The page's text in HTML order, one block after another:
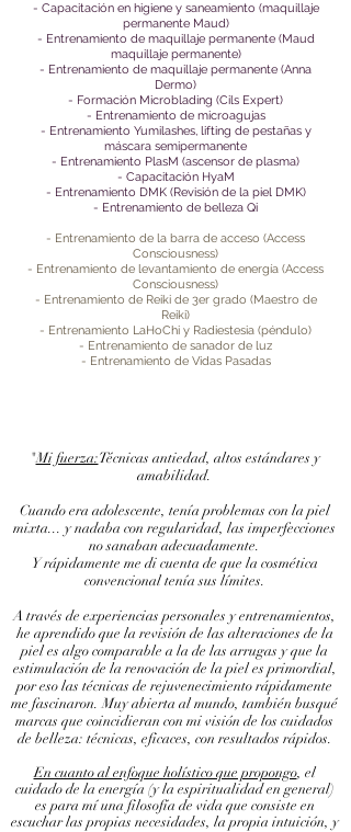
- Capacitación en higiene y saneamiento (maquillaje
permanente Maud)
- Entrenamiento de maquillaje permanente (Maud
maquillaje permanente)
- Entrenamiento de maquillaje permanente (Anna
Dermo)
- Formación Microblading (Cils Expert)
- Entrenamiento de microagujas
- Entrenamiento Yumilashes, lifting de pestañas y
máscara semipermanente
- Entrenamiento PlasM (ascensor de plasma)
- Capacitación HyaM
- Entrenamiento DMK (Revisión de la piel DMK)
- Entrenamiento de belleza Qi
- Entrenamiento de la barra de acceso (Access
Consciousness)
- Entrenamiento de levantamiento de energía (Access
Consciousness)
- Entrenamiento de Reiki de 3er grado (Maestro de
Reiki)
- Entrenamiento LaHoChi y Radiestesia (péndulo)
- Entrenamiento de sanador de luz
- Entrenamiento de Vidas Pasadas
"Mi fuerza:Técnicas antiedad, altos estándares y
amabilidad.
Cuando era adolescente, tenía problemas con la piel
mixta... y nadaba con regularidad, las imperfecciones
no sanaban adecuadamente.
Y rápidamente me di cuenta de que la cosmética
convencional tenía sus límites.
A través de experiencias personales y entrenamientos,
he aprendido que la revisión de las alteraciones de la
piel es algo comparable a la de las arrugas y que la
estimulación de la renovación de la piel es primordial,
por eso las técnicas de rejuvenecimiento rápidamente
me fascinaron. Muy abierta al mundo, también busqué
marcas que coincidieran con mi visión de los cuidados
de belleza: técnicas, eficaces, con resultados rápidos.
En cuanto al enfoque holístico que propongo, el
cuidado de la energía (y la espiritualidad en general)
es para mí una filosofía de vida que consiste en
escuchar las propias necesidades, la propia intuición, y